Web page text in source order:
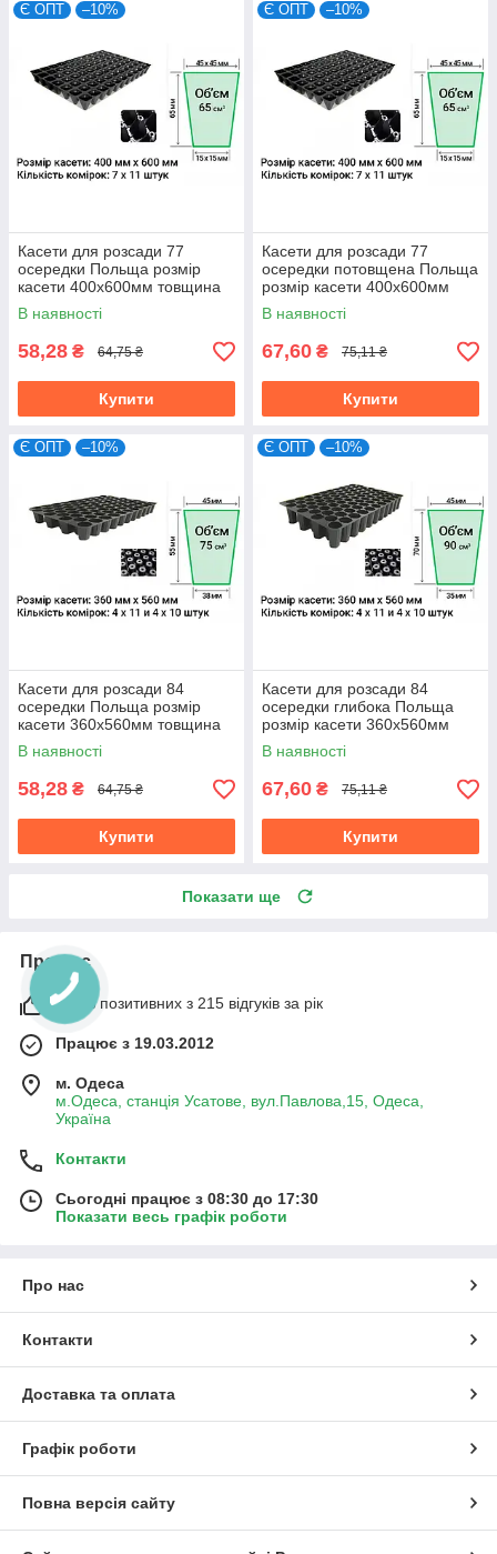
Є ОПТ –10%
Касети для розсади 77
осередки Польща розмір
касети 400х600мм товщина
стінки 0,55мм
(мін.замовлення 15шт)
В наявності
58,28 ₴ 64,75 ₴
Купити
Є ОПТ –10%
Касети для розсади 77
осередки потовщена Польща
розмір касети 400х600мм
товщина стінки 0,75мм
(мін.замовлення 15шт)
В наявності
67,60 ₴ 75,11 ₴
Купити
Є ОПТ –10%
Касети для розсади 84
осередки Польща розмір
касети 360х560мм товщина
стінки 0,55мм
(мін.замовлення 15шт)
В наявності
58,28 ₴ 64,75 ₴
Купити
Є ОПТ –10%
Касети для розсади 84
осередки глибока Польща
розмір касети 360х560мм
товщина стінки 0,75мм
(мін.замовлення 15шт)
В наявності
67,60 ₴ 75,11 ₴
Купити
Показати ще
Про нас
100% позитивних з 215 відгуків за рік
Працює з 19.03.2012
м. Одеса
м.Одеса, станція Усатове, вул.Павлова,15, Одеса,
Україна
Контакти
Сьогодні працює з 08:30 до 17:30
Показати весь графік роботи
Про нас
Контакти
Доставка та оплата
Графік роботи
Повна версія сайту